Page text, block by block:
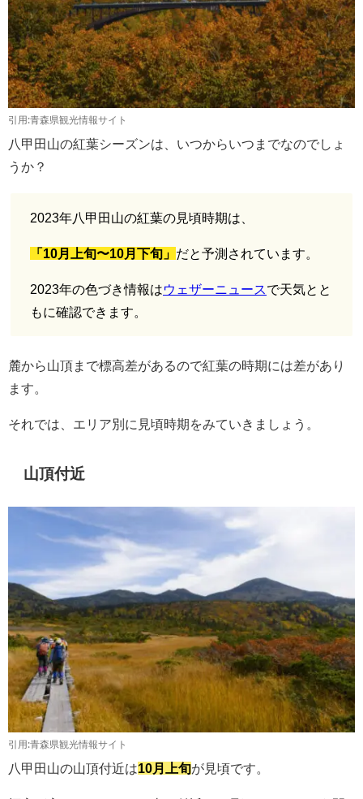
引用:青森県観光情報サイト
八甲田山の紅葉シーズンは、いつからいつまでなのでしょ
うか？
2023年八甲田山の紅葉の見頃時期は、
「10月上旬〜10月下旬」 だと予測されています。
2023年の色づき情報はウェザーニュースで天気とと
もに確認できます。
麓から山頂まで標高差があるので紅葉の時期には差があり
ます。
それでは、エリア別に見頃時期をみていきましょう。
山頂付近
引用:青森県観光情報サイト
八甲田山の山頂付近は10月上旬が見頃です。